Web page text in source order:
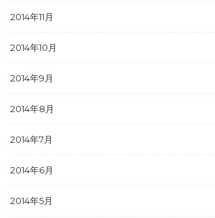
2014年11月
2014年10月
2014年9月
2014年8月
2014年7月
2014年6月
2014年5月